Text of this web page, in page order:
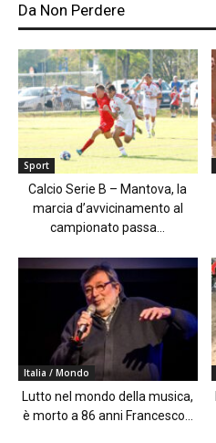
Da Non Perdere
Sport
Calcio Serie B – Mantova, la
marcia d’avvicinamento al
campionato passa...
Italia / Mondo
Lutto nel mondo della musica,
è morto a 86 anni Francesco...